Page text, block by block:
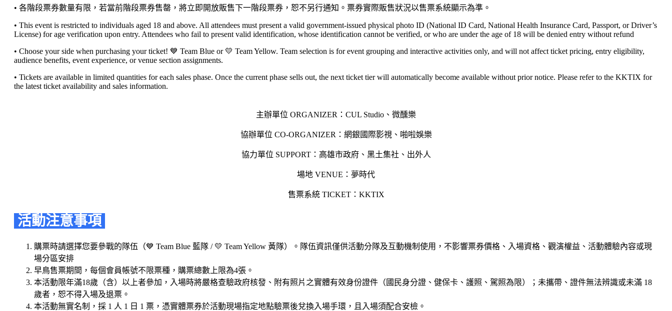
• 各階段票券數量有限，若當前階段票券售罄，將立即開放販售下一階段票券，恕不另行通知。票券實際販售狀況以售票系統顯示為準。
• This event is restricted to individuals aged 18 and above. All attendees must present a valid government-issued physical photo ID (National ID Card, National Health Insurance Card, Passport, or Driver’s
License) for age verification upon entry. Attendees who fail to present valid identification, whose identification cannot be verified, or who are under the age of 18 will be denied entry without refund
• Choose your side when purchasing your ticket! 💙 Team Blue or 💛 Team Yellow. Team selection is for event grouping and interactive activities only, and will not affect ticket pricing, entry eligibility,
audience benefits, event experience, or venue section assignments.
• Tickets are available in limited quantities for each sales phase. Once the current phase sells out, the next ticket tier will automatically become available without prior notice. Please refer to the KKTIX for
the latest ticket availability and sales information.
主辦單位 ORGANIZER：CUL Studio、微醺樂
協辦單位 CO-ORGANIZER：網銀國際影視、啪啦娛樂
協力單位 SUPPORT：高雄市政府、黑土集社、出外人
場地 VENUE：夢時代
售票系統 TICKET：KKTIX
活動注意事項
購票時請選擇您要參戰的隊伍（💙 Team Blue 藍隊 / 💛 Team Yellow 黃隊）。隊伍資訊僅供活動分隊及互動機制使用，不影響票券價格、入場資格、觀演權益、活動體驗內容或現
場分區安排
早鳥售票期間，每個會員帳號不限票種，購票總數上限為4張。
本活動限年滿18歲（含）以上者參加，入場時將嚴格查驗政府核發、附有照片之實體有效身份證件（國民身分證、健保卡、護照、駕照為限）；未攜帶、證件無法辨識或未滿 18
歲者，恕不得入場及退票。
本活動無實名制，採 1 人 1 日 1 票，憑實體票券於活動現場指定地點驗票後兌換入場手環，且入場須配合安檢。